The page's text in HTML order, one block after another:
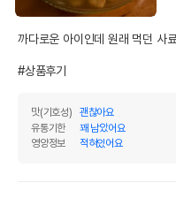
까다로운 아이인데 원래 먹던 사
#상품후기
맛(기호성)
괜찮아요
유통기한
꽤 남았어요
영양정보
적혀있어요